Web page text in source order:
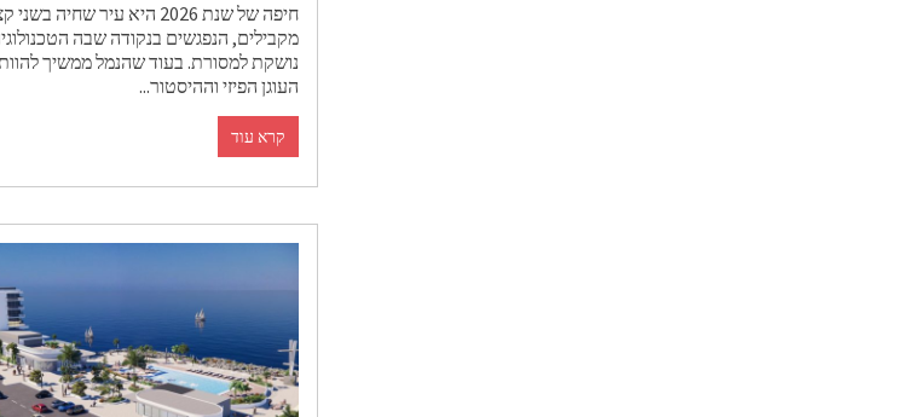
חיפה של שנת 2026 היא עיר שחיה
מקבילים, הנפגשים בנקודה שבה
נושקת למסורת. בעוד שהנמל ממשיך
העוגן הפיזי וההיסטור...
קרא עוד